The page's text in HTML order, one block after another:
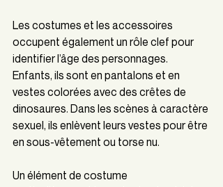
Les costumes et les accessoires
occupent également un rôle clef pour
identifier l’âge des personnages.
Enfants, ils sont en pantalons et en
vestes colorées avec des crêtes de
dinosaures. Dans les scènes à caractère
sexuel, ils enlèvent leurs vestes pour être
en sous-vêtement ou torse nu.
Un élément de costume